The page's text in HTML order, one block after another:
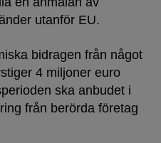
utanför EU.
bidragen från något
4 miljoner euro
ska anbudet i
från berörda företag